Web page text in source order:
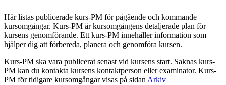
Här listas publicerade kurs-PM för pågående och kommande
kursomgångar. Kurs-PM är kursomgångens detaljerade plan för
kursens genomförande. Ett kurs-PM innehåller information som
hjälper dig att förbereda, planera och genomföra kursen.
Kurs-PM ska vara publicerat senast vid kursens start. Saknas kurs-
PM kan du kontakta kursens kontaktperson eller examinator. Kurs-
PM för tidigare kursomgångar visas på sidan Arkiv